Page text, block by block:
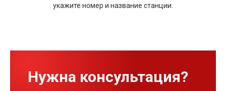
укажите номер и название станции.
Нужна консультация?